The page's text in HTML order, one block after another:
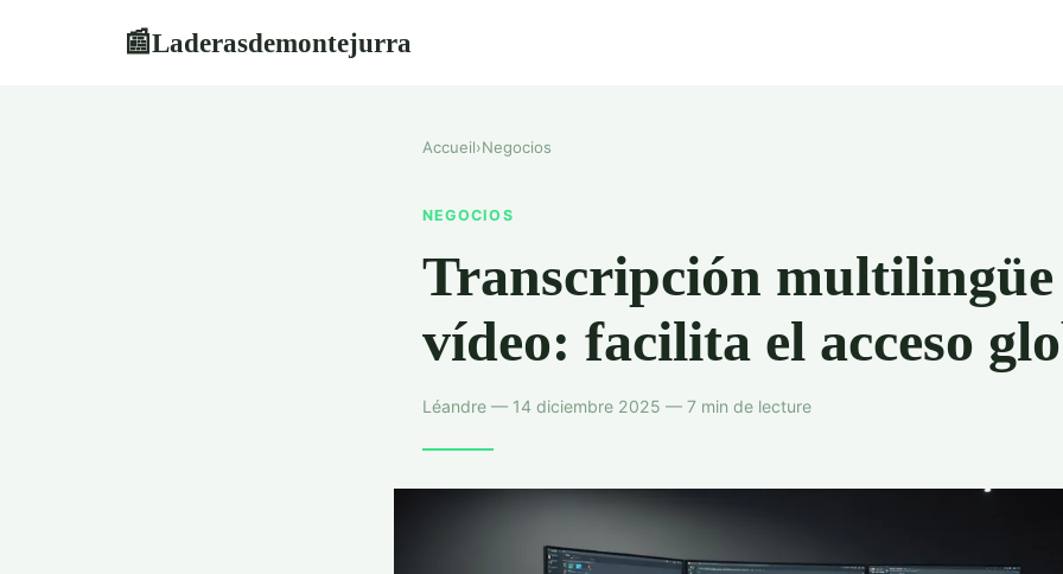
📰Laderasdemontejurra
Accueil›Negocios
NEGOCIOS
Transcripción multilingüe
vídeo: facilita el acceso
Léandre — 14 diciembre 2025 — 7 min de lecture